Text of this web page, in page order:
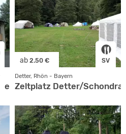
ab 2.50 € SV
Detter, Rhön - Bayern
Zeltplatz Detter/